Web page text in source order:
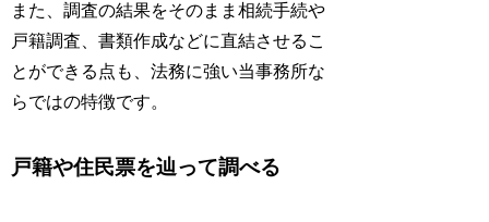
また、調査の結果をそのまま相続手続や
戸籍調査、書類作成などに直結させるこ
とができる点も、法務に強い当事務所な
らではの特徴です。
戸籍や住民票を辿って調べる